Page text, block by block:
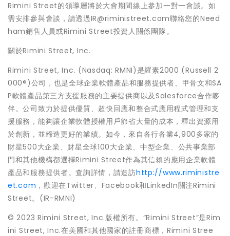
Rimini Street的領導層將於大會期間線上參加一對一會談。如
需安排參與會談，請透過IR@riministreet.com聯絡您的Need
ham銷售人員或Rimini Street投資人關係團隊。
關於Rimini Street, Inc.
Rimini Street, Inc. (Nasdaq: RMNI)是羅素2000 (Russell 2
000®)公司，也是全球企業軟體產品和服務提供者、甲骨文和SA
P軟體產品第三方支援服務的主要提供商以及Salesforce合作夥
伴。公司致力於提供優質、超快回應和整合式應用程式管理和支
援服務，能夠讓企業軟體授權用戶節省大量的成本，釋出資源用
於創新，並締造更好的業績。如今，來自各行各業4,900多家的
財星500大企業、財星全球100大企業、中型企業、公共事業部
門和其他機構都選擇Rimini Street作為其信賴的應用企業軟體
產品和服務提供者。查詢詳情，請造訪http://www.riministre
et.com ，歡迎在Twitter、Facebook和LinkedIn關注Rimini
Street。(IR-RMNI)
© 2023 Rimini Street, Inc.版權所有。“Rimini Street”是Rim
ini Street, Inc.在美國和其他國家的註冊商標，Rimini Stree